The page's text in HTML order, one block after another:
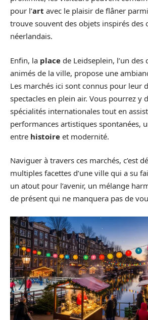
pour l’art avec le plaisir de flâner
trouve souvent des objets inspirés
néerlandais.
Enfin, la place de Leidseplein, l’un
animés de la ville, propose une
Les marchés ici sont connus pour leur
spectacles en plein air. Vous pourrez y
spécialités internationales tout en
performances artistiques spontanées,
entre histoire et modernité.
Naviguer à travers ces marchés, c’est
multiples facettes d’une ville qui a su
un atout pour l’avenir, un mélange
de présent qui ne manquera pas de